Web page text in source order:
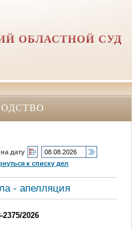
ОБЛАСТНОЙ СУД
дату
к списку дел
- апелляция
2026